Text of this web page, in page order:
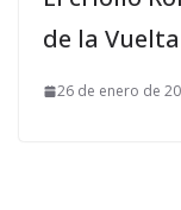
de la
26 de enero de